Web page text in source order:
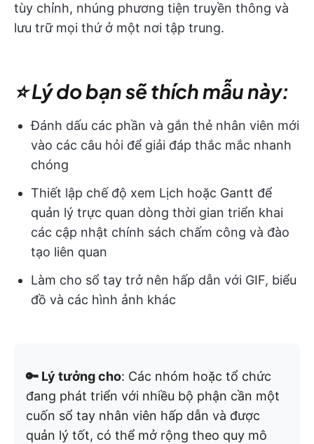
tùy chỉnh, nhúng phương tiện truyền thông và
lưu trữ mọi thứ ở một nơi tập trung.
⭐ Lý do bạn sẽ thích mẫu này:
Đánh dấu các phần và gắn thẻ nhân viên mới
vào các câu hỏi để giải đáp thắc mắc nhanh
chóng
Thiết lập chế độ xem Lịch hoặc Gantt để
quản lý trực quan dòng thời gian triển khai
các cập nhật chính sách chấm công và đào
tạo liên quan
Làm cho sổ tay trở nên hấp dẫn với GIF, biểu
đồ và các hình ảnh khác
🔑 Lý tưởng cho: Các nhóm hoặc tổ chức
đang phát triển với nhiều bộ phận cần một
cuốn sổ tay nhân viên hấp dẫn và được
quản lý tốt, có thể mở rộng theo quy mô